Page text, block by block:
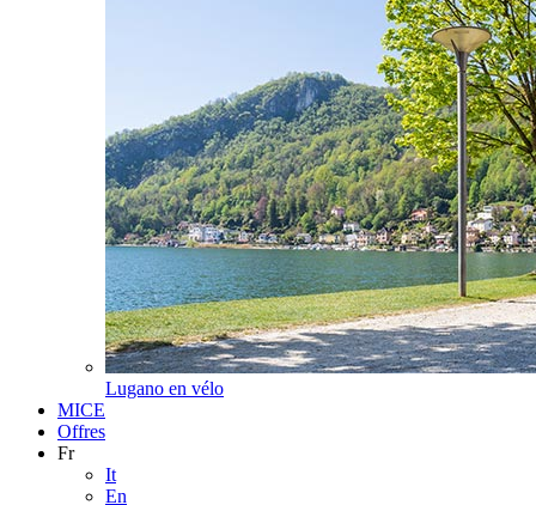
Lugano en vélo
MICE
Offres
Fr
It
En